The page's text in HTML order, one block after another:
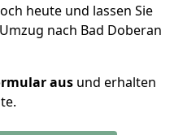
heute und lassen Sie
nach Bad Doberan
aus und erhalten